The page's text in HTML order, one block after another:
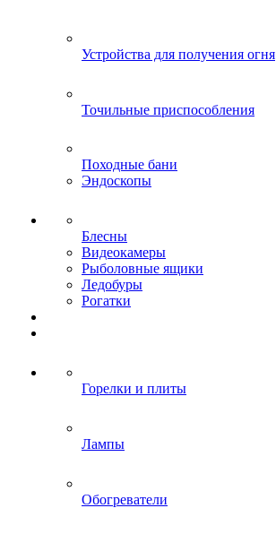
Устройства для получения огня
Точильные приспособления
Походные бани
Эндоскопы
Блесны
Видеокамеры
Рыболовные ящики
Ледобуры
Рогатки
Горелки и плиты
Лампы
Обогреватели